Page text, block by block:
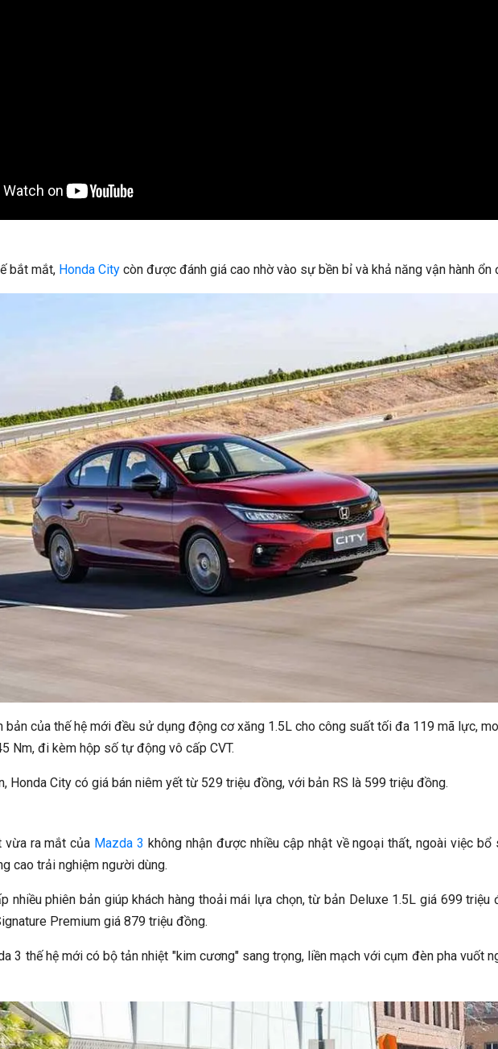
bắt mắt, Honda City còn được đánh giá cao nhờ vào sự bền bỉ và khả năng vận hành ổn
bản của thế hệ mới đều sử dụng động cơ xăng 1.5L cho công suất tối đa 119 mã lực,
Nm, đi kèm hộp số tự động vô cấp CVT.
Honda City có giá bán niêm yết từ 529 triệu đồng, với bản RS là 599 triệu đồng.
vừa ra mắt của Mazda 3 không nhận được nhiều cập nhật về ngoại thất, ngoài việc bổ
cao trải nghiệm người dùng.
nhiều phiên bản giúp khách hàng thoải mái lựa chọn, từ bản Deluxe 1.5L giá 699 triệu
Premium giá 879 triệu đồng.
3 thế hệ mới có bộ tản nhiệt "kim cương" sang trọng, liền mạch với cụm đèn pha vuốt